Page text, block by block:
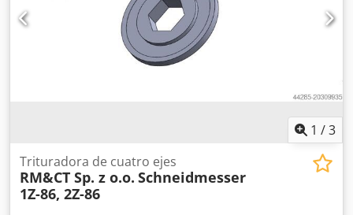
1 /3
Trituradora de cuatro ejes
RM&CT Sp. z o.o. Schneidmesser
1Z-86, 2Z-86